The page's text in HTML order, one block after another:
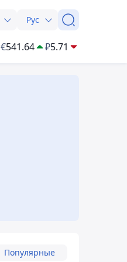
Рус
€541.64 ₽5.71
Популярные